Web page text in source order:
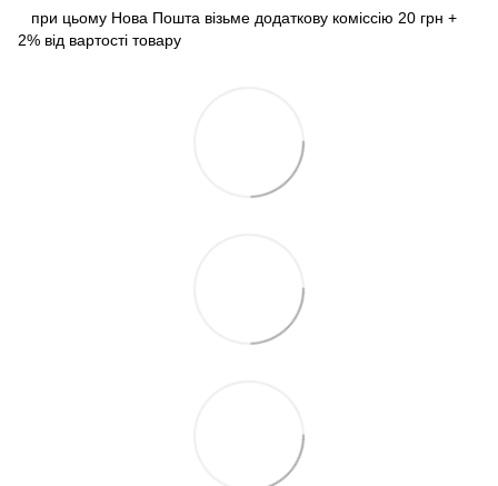
при цьому Нова Пошта візьме додаткову коміссію 20 грн +
2% від вартості товару